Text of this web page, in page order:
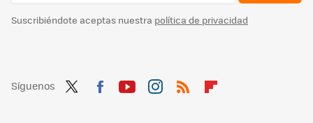
Suscribiéndote aceptas nuestra política de privacidad
Síguenos